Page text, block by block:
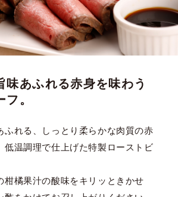
味あふれる赤身を味わう
。
ふれる、しっとり柔らかな肉質の赤
低温調理で仕上げた特製ローストビ
柑橘果汁の酸味をキリッときかせ